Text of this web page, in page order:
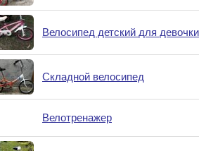
Велосипед детский для девочки
Складной велосипед
Велотренажер